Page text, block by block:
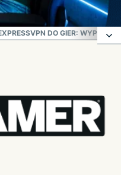
DO GIER: